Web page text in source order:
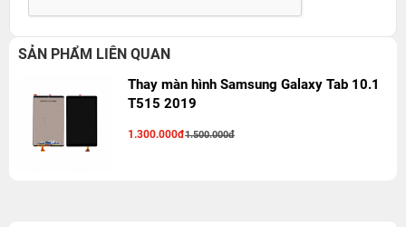
SẢN PHẨM LIÊN QUAN
Thay màn hình Samsung Galaxy Tab 10.1
T515 2019
1.300.000đ1.500.000đ